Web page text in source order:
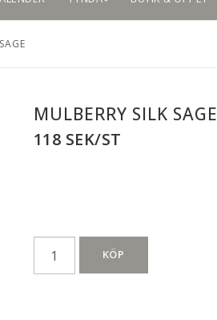
MULBERRY SILK SAGE
118 SEK/ST
KÖP